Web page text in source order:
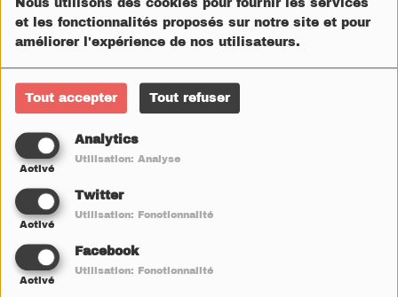
Nous utilisons des cookies pour fournir les services
et les fonctionnalités proposés sur notre site et pour
améliorer l'expérience de nos utilisateurs.
Tout accepter Tout refuser
Analytics
Activé
Utilisation: Analyse
Twitter
Activé
Utilisation: Fonctionnalité
Facebook
Activé
Utilisation: Fonctionnalité